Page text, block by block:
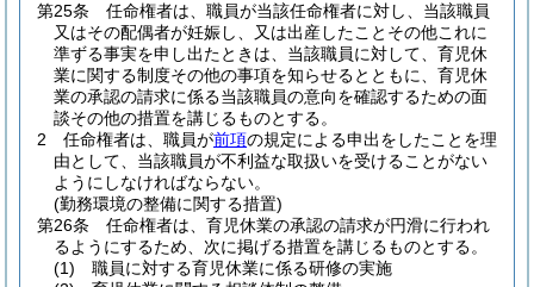
第25条
任命権者は、職員が当該任命権者に対し、当該職員
又はその配偶者が妊娠し、又は出産したことその他これに
準ずる事実を申し出たときは、当該職員に対して、育児休
業に関する制度その他の事項を知らせるとともに、育児休
業の承認の請求に係る当該職員の意向を確認するための面
談その他の措置を講じるものとする。
2
任命権者は、職員が前項の規定による申出をしたことを理
由として、当該職員が不利益な取扱いを受けることがない
ようにしなければならない。
(勤務環境の整備に関する措置)
第26条
任命権者は、育児休業の承認の請求が円滑に行われ
るようにするため、次に掲げる措置を講じるものとする。
(1)
職員に対する育児休業に係る研修の実施